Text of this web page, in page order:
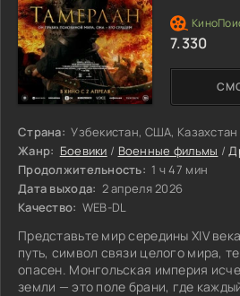
Страна: Узбекистан, США, Казахстан
Жанр: Боевики / Военные фильмы /
Продолжительность: 1 ч 47 мин
Дата выхода: 2 апреля 2026
Качество: WEB-DL
Представьте мир середины XIV
путь, символ связи целого мира,
опасен. Монгольская империя
земли — это поле брани, где
7.330